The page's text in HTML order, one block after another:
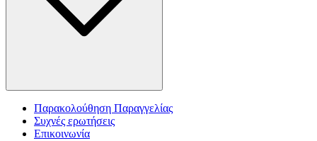
Παρακολούθηση Παραγγελίας
Συχνές ερωτήσεις
Επικοινωνία